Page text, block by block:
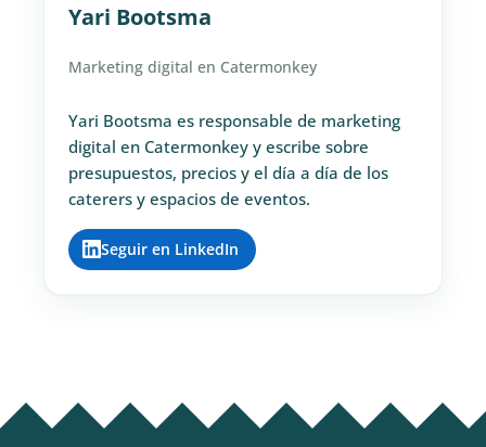
Yari Bootsma
Marketing digital en Catermonkey
Yari Bootsma es responsable de marketing
digital en Catermonkey y escribe sobre
presupuestos, precios y el día a día de los
caterers y espacios de eventos.
Seguir en LinkedIn